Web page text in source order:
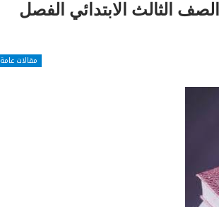
الثالث الابتدائي الفصل
مقالات عامة